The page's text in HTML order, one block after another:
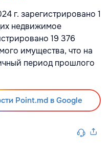
г. зарегистрировано 1
недвижимое
19 376
имущества, что на
период прошлого
Point.md в Google